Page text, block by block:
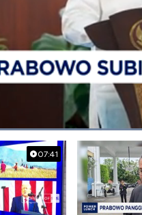
subianto #prabowo
07:41